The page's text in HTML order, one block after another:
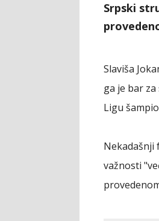
Srpski
Slaviša
ga je bar
Ligu
Nekadašnji
važnosti